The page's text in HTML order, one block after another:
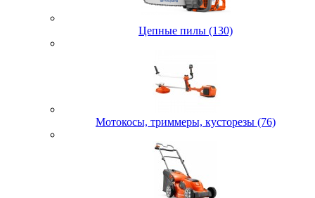
Цепные пилы (130)
Мотокосы, триммеры, кусторезы (76)